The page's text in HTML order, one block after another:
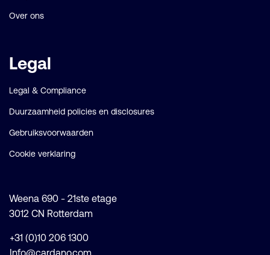
Over ons
Legal
Legal & Compliance
Duurzaamheid policies en disclosures
Gebruiksvoorwaarden
Cookie verklaring
Weena 690 - 21ste etage
3012 CN Rotterdam
+31 (0)10 206 1300
Info@cardano.com